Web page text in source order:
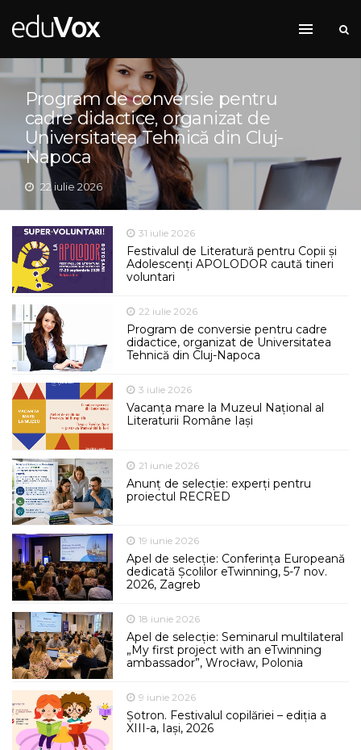
Program de conversie pentru
cadre didactice, organizat de
Universitatea Tehnică din Cluj-
Napoca
22 iulie 2026
31 iulie 2026
Festivalul de Literatură pentru Copii și
Adolescenți APOLODOR caută tineri
voluntari
22 iulie 2026
Program de conversie pentru cadre
didactice, organizat de Universitatea
Tehnică din Cluj-Napoca
3 iulie 2026
Vacanța mare la Muzeul Național al
Literaturii Române Iași
21 iunie 2026
Anunț de selecție: experți pentru
proiectul RECRED
19 iunie 2026
Apel de selecție: Conferința Europeană
dedicată Școlilor eTwinning, 5-7 nov.
2026, Zagreb
18 iunie 2026
Apel de selecție: Seminarul multilateral
„My first project with an eTwinning
ambassador”, Wrocław, Polonia
9 iunie 2026
Șotron. Festivalul copilăriei – ediția a
XIII-a, Iași, 2026